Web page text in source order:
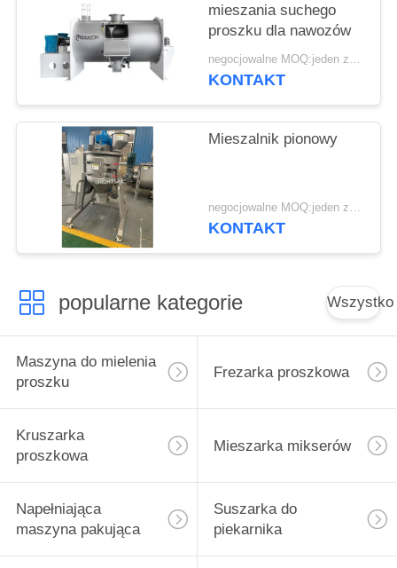
mieszania suchego
proszku dla nawozów
negocjowalne MOQ:jeden zestaw
KONTAKT
Mieszalnik pionowy
negocjowalne MOQ:jeden zestaw
KONTAKT
popularne kategorie Wszystko
Maszyna do mielenia
proszku
Frezarka proszkowa
Kruszarka
proszkowa
Mieszarka mikserów
Napełniająca
maszyna pakująca
Suszarka do
piekarnika